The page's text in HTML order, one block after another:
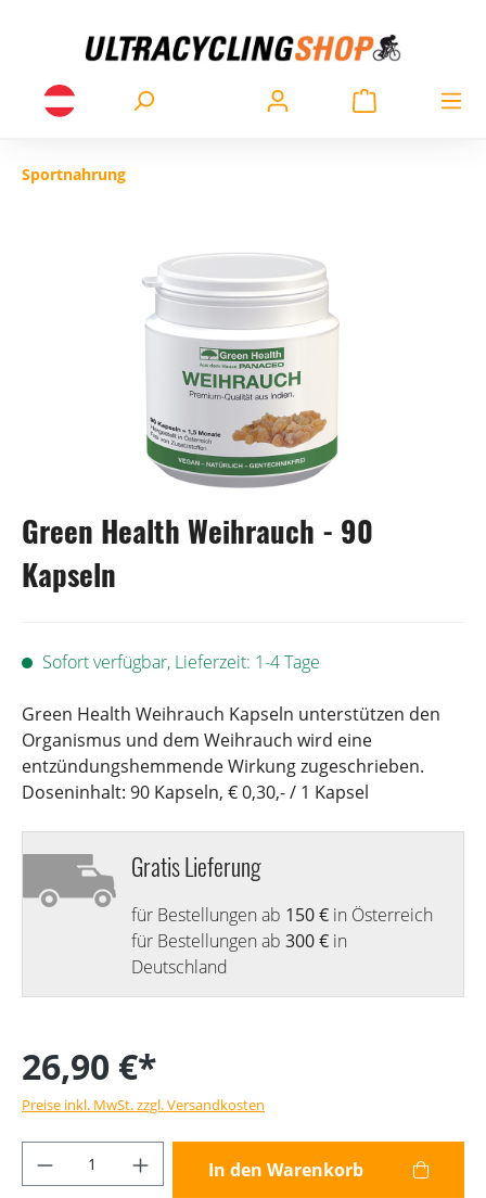
Sportnahrung
Green Health Weihrauch - 90
Kapseln
Sofort verfügbar, Lieferzeit: 1-4 Tage
Green Health Weihrauch Kapseln unterstützen den
Organismus und dem Weihrauch wird eine
entzündungshemmende Wirkung zugeschrieben.
Doseninhalt: 90 Kapseln, € 0,30,- / 1 Kapsel
Gratis Lieferung
für Bestellungen ab 150 € in Österreich
für Bestellungen ab 300 € in
Deutschland
26,90 €*
Preise inkl. MwSt. zzgl. Versandkosten
Produkt Anzahl: Gib den gewünschten
In den Warenkorb